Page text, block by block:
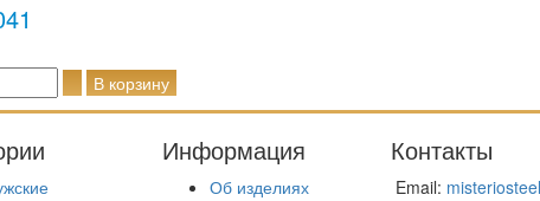
Информация
Об изделиях
Контакты
Email: